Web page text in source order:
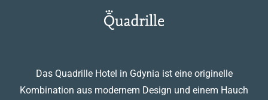
Das Quadrille Hotel in Gdynia ist eine originelle
Kombination aus modernem Design und einem Hauch